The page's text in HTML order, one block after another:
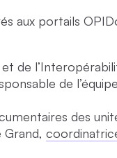
aux portails
de
de
des